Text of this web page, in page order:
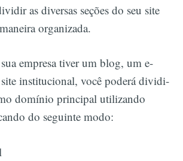
as diversas seções do seu site
organizada.
empresa tiver um blog, um e-
institucional, você poderá dividi-
domínio principal utilizando
do seguinte modo: